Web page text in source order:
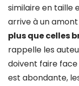
similaire en taille
arrive à un
plus que celles
rappelle les
doivent faire face
est abondante,